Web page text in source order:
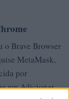
o Brave Browser
MetaMask,
por
em Adicionar